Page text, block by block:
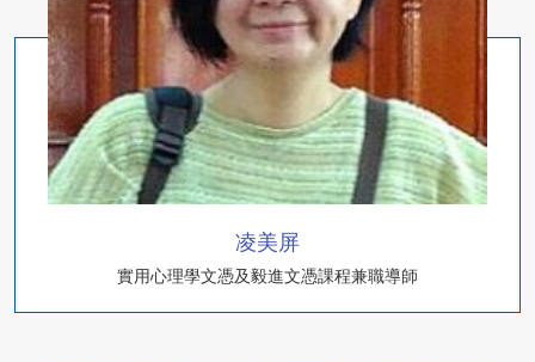
凌美屏
實用心理學文憑及毅進文憑課程兼職導師